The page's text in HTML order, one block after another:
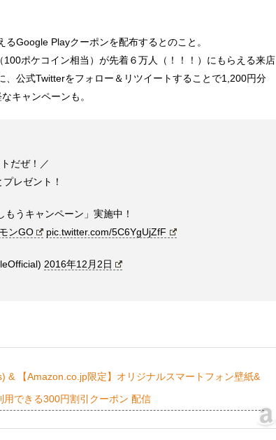
Google Playクーポンを配布するとのこと。
ポケコイン相当）が先着６万人（！！！）にもらえる来店
、公式Twitterをフォロー＆リツイートすることで1,200円分
キャンペーンも。
だぜ！／
レゼント！
もうキャンペーン」実施中！
ンGO pic.twitter.com/5C6YgUjZfF
2016年12月2日
& 【Amazon.co.jp限定】オリジナルスマートフォン壁紙&
できる300円割引クーポン 配信